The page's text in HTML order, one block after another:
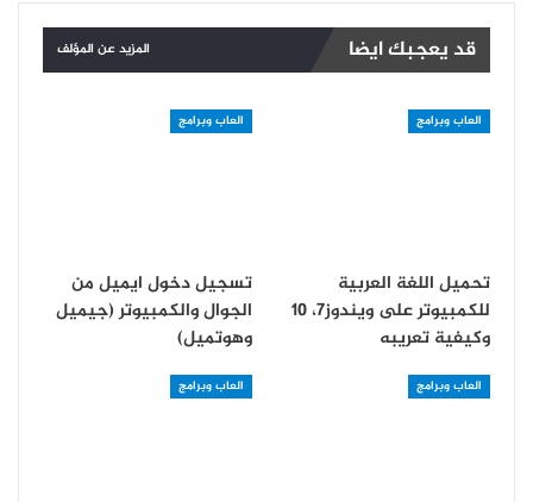
قد يعجبك ايضا المزيد عن المؤلف
العاب وبرامج
تحميل اللغة العربية
للكمبيوتر على ويندوز7، 10
وكيفية تعريبه
العاب وبرامج
تسجيل دخول ايميل من
الجوال والكمبيوتر (جيميل
وهوتميل)
العاب وبرامج العاب وبرامج